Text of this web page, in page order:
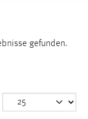
gefunden.
Funktion der